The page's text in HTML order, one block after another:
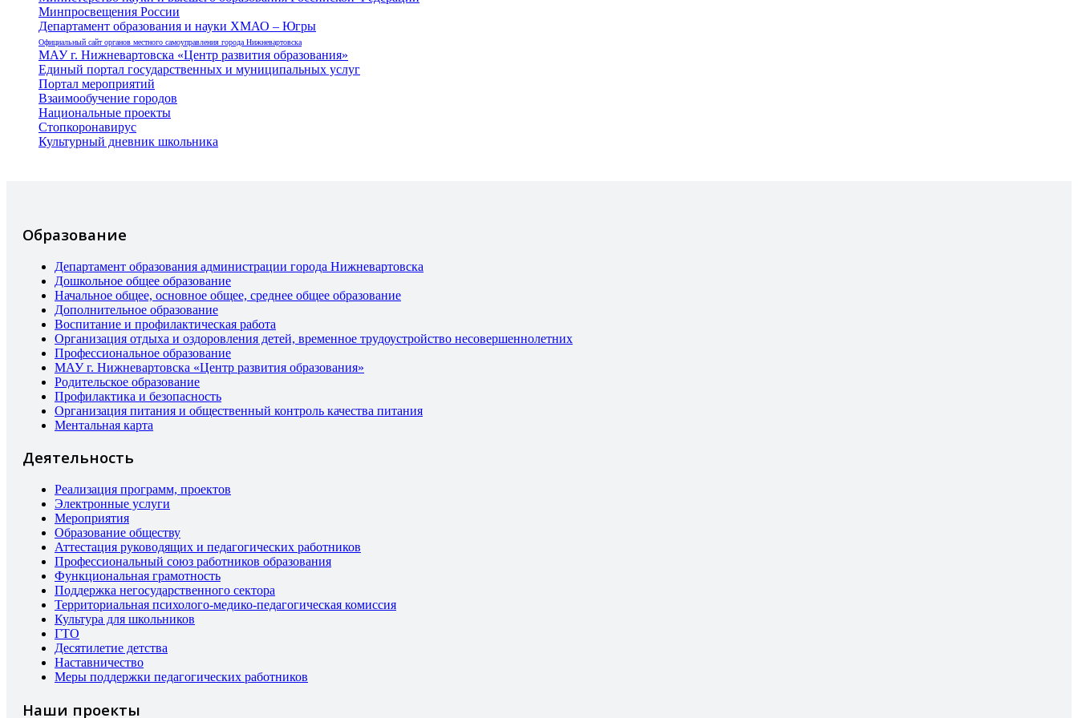
Минпросвещения России
Департамент образования и науки ХМАО – Югры
Официальный сайт органов местного самоуправления города Нижневартовска
МАУ г. Нижневартовска «Центр развития образования»
Единый портал государственных и муниципальных услуг
Портал мероприятий
Взаимообучение городов
Национальные проекты
Стопкоронавирус
Культурный дневник школьника
Образование
Департамент образования администрации города Нижневартовска
Дошкольное общее образование
Начальное общее, основное общее, среднее общее образование
Дополнительное образование
Воспитание и профилактическая работа
Организация отдыха и оздоровления детей, временное трудоустройство несовершеннолетних
Профессиональное образование
МАУ г. Нижневартовска «Центр развития образования»
Родительское образование
Профилактика и безопасность
Организация питания и общественный контроль качества питания
Ментальная карта
Деятельность
Реализация программ, проектов
Электронные услуги
Мероприятия
Образование обществу
Аттестация руководящих и педагогических работников
Профессиональный союз работников образования
Функциональная грамотность
Поддержка негосударственного сектора
Территориальная психолого-медико-педагогическая комиссия
Культура для школьников
ГТО
Десятилетие детства
Наставничество
Меры поддержки педагогических работников
Наши проекты